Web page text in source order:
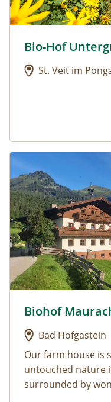
Urlaub am
Bio-Hof
St. Veit im
Urlaub am
Urlaub am
Biohof
Bad Hofgastein
Our farm house is
untouched nature
surrounded by